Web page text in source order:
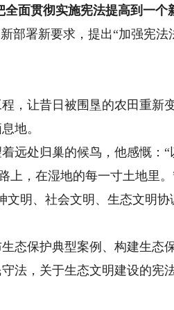
面贯彻实施宪法提高到一个
署新要求，提出“加强宪法
让昔日被围垦的农田重新
地。
处归巢的候鸟，他感慨：“
上，在湿地的每一寸土地里。
明、社会文明、生态文明协
保护典型案例、构建生态
法，关于生态文明建设的宪